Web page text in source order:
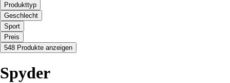
Produkttyp
Geschlecht
Sport
Preis
548 Produkte anzeigen
Spyder